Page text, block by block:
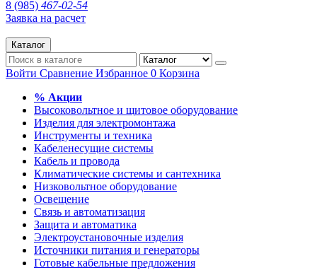
8 (985) 467-02-54
Заявка на расчет
Каталог
Войти Сравнение Избранное 0 Корзина
% Акции
Высоковольтное и щитовое оборудование
Изделия для электромонтажа
Инструменты и техника
Кабеленесущие системы
Кабель и провода
Климатические системы и сантехника
Низковольтное оборудование
Освещение
Связь и автоматизация
Защита и автоматика
Электроустановочные изделия
Источники питания и генераторы
Готовые кабельные предложения